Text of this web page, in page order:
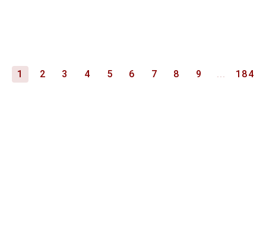
1 2 3 4 5 6 7 8 9 ... 184